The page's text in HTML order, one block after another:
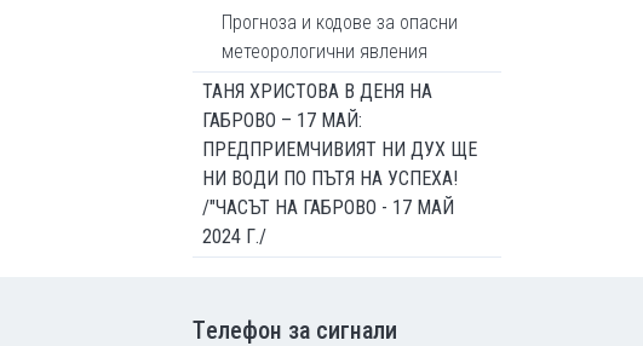
Прогноза и кодове за опасни
метеорологични явления
ТАНЯ ХРИСТОВА В ДЕНЯ НА
ГАБРОВО – 17 МАЙ:
ПРЕДПРИЕМЧИВИЯТ НИ ДУХ ЩЕ
НИ ВОДИ ПО ПЪТЯ НА УСПЕХА!
/"ЧАСЪТ НА ГАБРОВО - 17 МАЙ
2024 Г./
Tелефон за сигнали